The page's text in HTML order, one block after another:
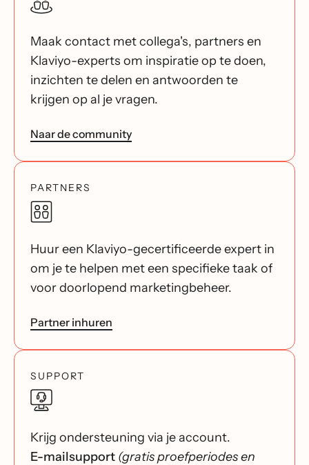
Maak contact met collega's, partners en
Klaviyo-experts om inspiratie op te doen,
inzichten te delen en antwoorden te
krijgen op al je vragen.
Naar de community
PARTNERS
Huur een Klaviyo-gecertificeerde expert in
om je te helpen met een specifieke taak of
voor doorlopend marketingbeheer.
Partner inhuren
SUPPORT
Krijg ondersteuning via je account.
E-mailsupport (gratis proefperiodes en